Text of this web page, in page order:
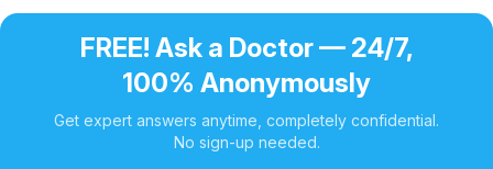
FREE! Ask a Doctor — 24/7,
100% Anonymously
Get expert answers anytime, completely confidential.
No sign-up needed.